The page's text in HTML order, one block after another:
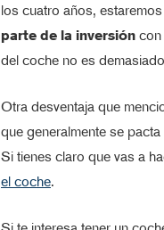
los cuatro años, estaremos
parte de la inversión con
del coche no es
Otra desventaja que
que generalmente se
Si tienes claro que vas a
el coche.